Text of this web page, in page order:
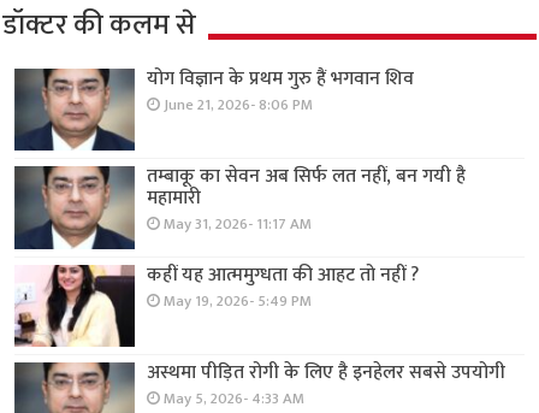
डॉक्टर की कलम से
योग विज्ञान के प्रथम गुरु हैं भगवान शिव
June 21, 2026- 8:06 PM
तम्बाकू का सेवन अब सिर्फ लत नहीं, बन गयी है
महामारी
May 31, 2026- 11:17 AM
कहीं यह आत्ममुग्धता की आहट तो नहीं ?
May 19, 2026- 5:49 PM
अस्थमा पीड़ित रोगी के लिए है इनहेलर सबसे उपयोगी
May 5, 2026- 4:33 AM